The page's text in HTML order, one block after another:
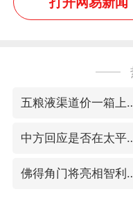
五粮液渠道
中方回应是否在
佛得角门将